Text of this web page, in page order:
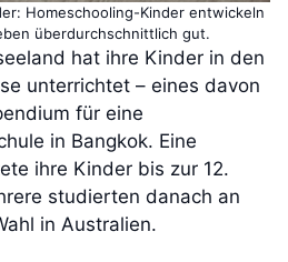
Homeschooling-Kinder entwickeln
überdurchschnittlich gut.
hat ihre Kinder in den
unterrichtet – eines davon
für eine
in Bangkok. Eine
ihre Kinder bis zur 12.
studierten danach an
in Australien.